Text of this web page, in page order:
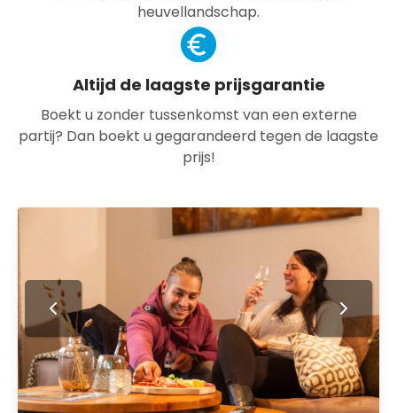
heuvellandschap.
Altijd de laagste prijsgarantie
Boekt u zonder tussenkomst van een externe
partij? Dan boekt u gegarandeerd tegen de laagste
prijs!